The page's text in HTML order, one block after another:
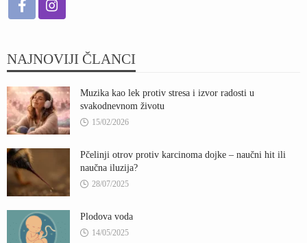
NAJNOVIJI ČLANCI
Muzika kao lek protiv stresa i izvor radosti u
svakodnevnom životu
15/02/2026
Pčelinji otrov protiv karcinoma dojke – naučni hit ili
naučna iluzija?
28/07/2025
Plodova voda
14/05/2025